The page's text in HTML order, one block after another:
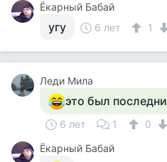
Ёкарный Бабай
угу 6 лет 1
Леди Мила
это был
6 лет 1
0
Ёкарный Бабай